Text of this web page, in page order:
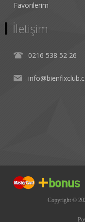
Favorilerim
İletişim
0216 538 52 26
Copyright ©